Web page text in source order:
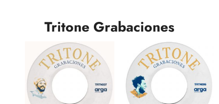
Tritone Grabaciones